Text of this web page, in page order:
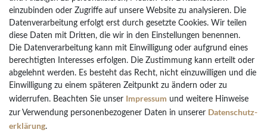
Vertrag widerrufen
Bezahlarten
PayPal
Vorkasse Überweisung
Kreditkarten
Kauf auf Rechnung
einzubinden oder Zugriffe auf unsere Website zu analysieren. Die
Datenverarbeitung erfolgt erst durch gesetzte Cookies. Wir teilen
diese Daten mit Dritten, die wir in den Einstellungen benennen.
Die Datenverarbeitung kann mit Einwilligung oder aufgrund eines
berechtigten Interesses erfolgen. Die Zustimmung kann erteilt oder
abgelehnt werden. Es besteht das Recht, nicht einzuwilligen und die
Einwilligung zu einem späteren Zeitpunkt zu ändern oder zu
widerrufen. Beachten Sie unser Impressum und weitere Hinweise
zur Verwendung personenbezogener Daten in unserer Daten­schutz­
erklärung.